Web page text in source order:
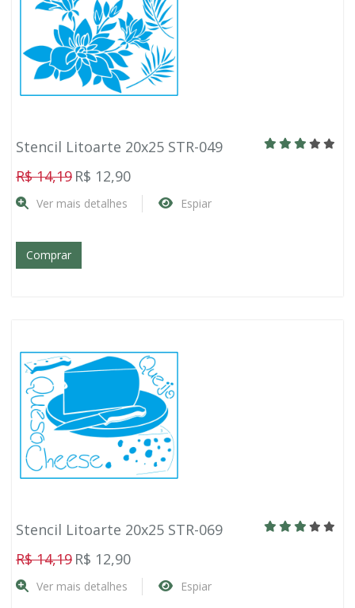
Stencil Litoarte 20x25 STR-049
R$ 14,19 R$ 12,90
Ver mais detalhes Espiar
Comprar
Stencil Litoarte 20x25 STR-069
R$ 14,19 R$ 12,90
Ver mais detalhes Espiar